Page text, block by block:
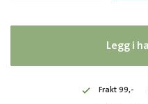
Legg i
Frakt 99,-